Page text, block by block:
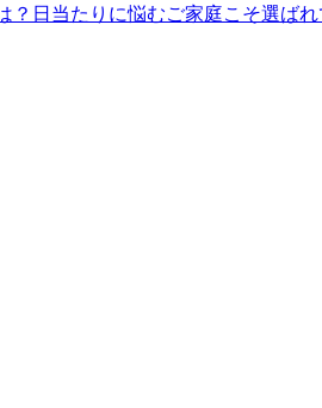
ありません。常に清潔で美しい
作業場」から「心からくつろげ
します。当社の人工芝は高密度で
いう古いイメージをお持ちの方
？日当たりに悩むご家庭こそ選ば